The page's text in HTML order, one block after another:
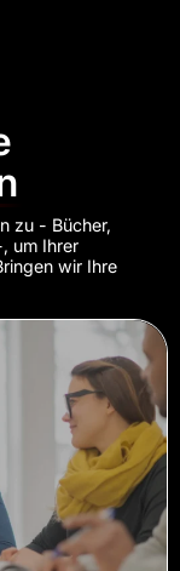
zu - Bücher,
um Ihrer
wir Ihre